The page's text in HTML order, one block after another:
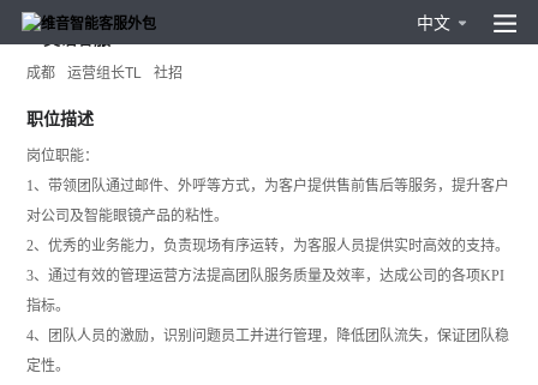
中文
成都 运营组长TL 社招
职位描述
岗位职能：
1、带领团队通过邮件、外呼等方式，为客户提供售前售后等服务，提升客户
对公司及智能眼镜产品的粘性。
2、优秀的业务能力，负责现场有序运转，为客服人员提供实时高效的支持。
3、通过有效的管理运营方法提高团队服务质量及效率，达成公司的各项KPI
指标。
4、团队人员的激励，识别问题员工并进行管理，降低团队流失，保证团队稳
定性。